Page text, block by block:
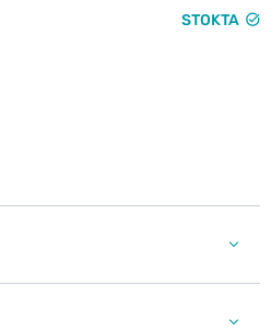
STOKTA